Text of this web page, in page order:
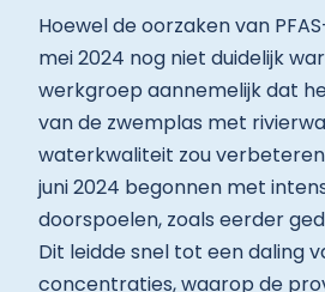
Hoewel de oorzaken van
mei 2024 nog niet duidelijk
werkgroep aannemelijk dat
van de zwemplas met
waterkwaliteit zou
juni 2024 begonnen met
doorspoelen, zoals eerder
Dit leidde snel tot een daling
concentraties, waarop de